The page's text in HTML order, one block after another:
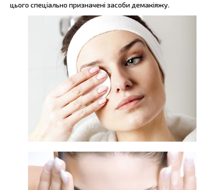
цього спеціально призначені засоби демакіяжу.